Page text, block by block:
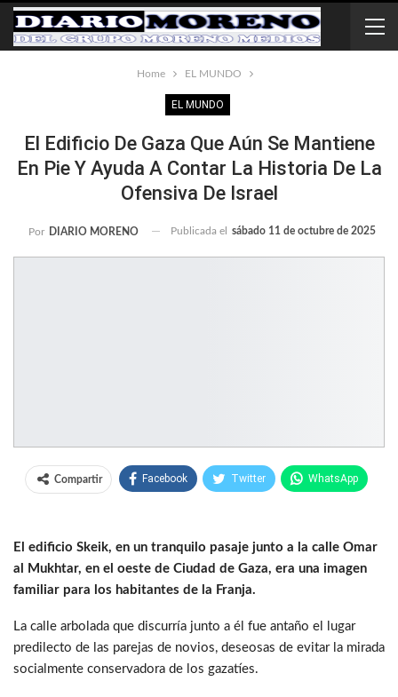
Home EL MUNDO
EL MUNDO
El Edificio De Gaza Que Aún Se Mantiene
En Pie Y Ayuda A Contar La Historia De La
Ofensiva De Israel
Por DIARIO MORENO Publicada el sábado 11 de octubre de 2025
Compartir Facebook Twitter WhatsApp
El edificio Skeik, en un tranquilo pasaje junto a la calle Omar
al Mukhtar, en el oeste de Ciudad de Gaza, era una imagen
familiar para los habitantes de la Franja.
La calle arbolada que discurría junto a él fue antaño el lugar
predilecto de las parejas de novios, deseosas de evitar la mirada
socialmente conservadora de los gazatíes.